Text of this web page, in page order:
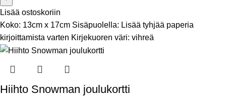
Lisää ostoskoriin
Koko: 13cm x 17cm Sisäpuolella: Lisää tyhjää paperia
kirjoittamista varten Kirjekuoren väri: vihreä
Hiihto Snowman joulukortti